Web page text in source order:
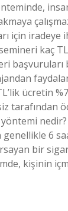
için iradeye
kaç
başvuruları
ücretin
tarafından
genellikle 6
bir
kişinin